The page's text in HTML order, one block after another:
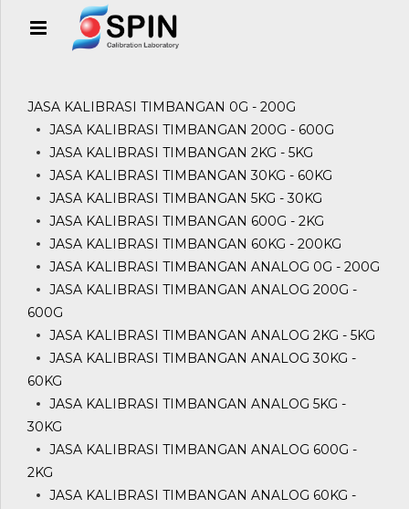
JASA KALIBRASI TIMBANGAN 0G - 200G
JASA KALIBRASI TIMBANGAN 200G - 600G
JASA KALIBRASI TIMBANGAN 2KG - 5KG
JASA KALIBRASI TIMBANGAN 30KG - 60KG
JASA KALIBRASI TIMBANGAN 5KG - 30KG
JASA KALIBRASI TIMBANGAN 600G - 2KG
JASA KALIBRASI TIMBANGAN 60KG - 200KG
JASA KALIBRASI TIMBANGAN ANALOG 0G - 200G
JASA KALIBRASI TIMBANGAN ANALOG 200G -
600G
JASA KALIBRASI TIMBANGAN ANALOG 2KG - 5KG
JASA KALIBRASI TIMBANGAN ANALOG 30KG -
60KG
JASA KALIBRASI TIMBANGAN ANALOG 5KG -
30KG
JASA KALIBRASI TIMBANGAN ANALOG 600G -
2KG
JASA KALIBRASI TIMBANGAN ANALOG 60KG -